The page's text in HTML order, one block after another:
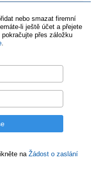
nebo smazat firemní
li ještě účet a přejete
přes záložku
.
na Žádost o zaslání